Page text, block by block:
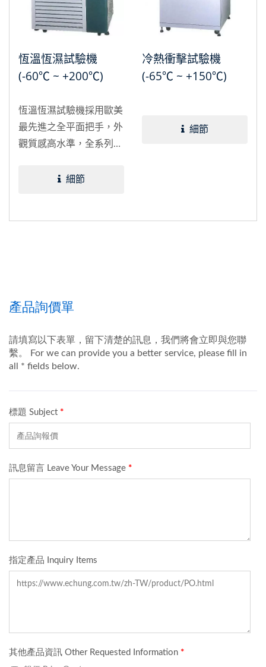
恆溫恆濕試驗機
(-60℃ ~ +200℃)
恆溫恆濕試驗機採用歐美
最先進之全平面把手，外
觀質感高水準，全系列日
定，操作簡單，可供作溫
細節
冷熱衝擊試驗機
(-65℃ ~ +150℃)
細節